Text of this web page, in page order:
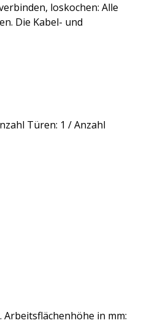
loskochen: Alle
Die Kabel- und
Türen: 1 / Anzahl
Arbeitsflächenhöhe in mm: